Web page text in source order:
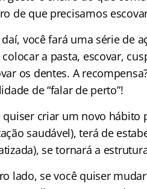
de que precisamos
você fará uma série de
colocar a pasta, escovar,
os dentes. A
de “falar de perto”!
quiser criar um novo
saudável), terá de
se tornará a
lado, se você quiser